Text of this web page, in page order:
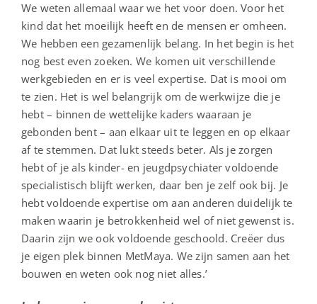
We weten allemaal waar we het voor doen. Voor het
kind dat het moeilijk heeft en de mensen er omheen.
We hebben een gezamenlijk belang. In het begin is het
nog best even zoeken. We komen uit verschillende
werkgebieden en er is veel expertise. Dat is mooi om
te zien. Het is wel belangrijk om de werkwijze die je
hebt – binnen de wettelijke kaders waaraan je
gebonden bent – aan elkaar uit te leggen en op elkaar
af te stemmen. Dat lukt steeds beter. Als je zorgen
hebt of je als kinder- en jeugdpsychiater voldoende
specialistisch blijft werken, daar ben je zelf ook bij. Je
hebt voldoende expertise om aan anderen duidelijk te
maken waarin je betrokkenheid wel of niet gewenst is.
Daarin zijn we ook voldoende geschoold. Creëer dus
je eigen plek binnen MetMaya. We zijn samen aan het
bouwen en weten ook nog niet alles.’